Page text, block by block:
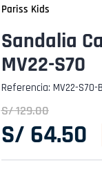
Pariss Kids
Sandalia
MV22-S70
Referencia: MV22-S70-
S/129.00
S/ 64.50